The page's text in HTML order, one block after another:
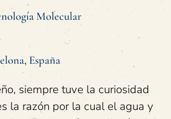
Molecular
España
siempre tuve la curiosidad
la razón por la cual el agua y